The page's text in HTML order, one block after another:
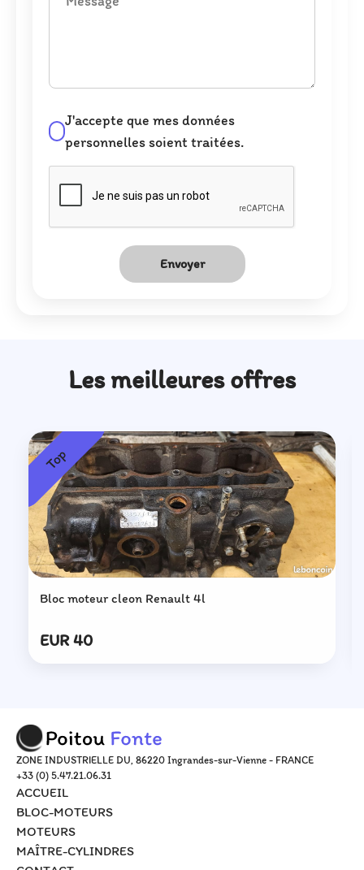
J'accepte que mes données
personnelles soient traitées.
Envoyer
Les meilleures offres
Top
Bloc moteur cleon Renault 4l
EUR 40
ZONE INDUSTRIELLE DU, 86220 Ingrandes-sur-Vienne - FRANCE
+33 (0) 5.47.21.06.31
ACCUEIL
BLOC-MOTEURS
MOTEURS
MAÎTRE-CYLINDRES